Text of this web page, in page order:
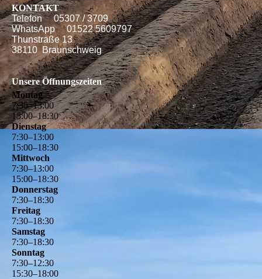
KONTAKT
Telefon 05307 / 3709
WhatsApp 01522 5609797
Thunstraße 13
38110 Braunschweig
Unsere Öffnungszeiten
Montag
7:30–13:00
15:00–18:30
Dienstag
7:30–13:00
15:00–18:30
Mittwoch
7:30–13:00
15:00–18:30
Donnerstag
7:30–18:30
Freitag
7:30–18:30
Samstag
7:30–18:30
Sonntag
7:30–12:30
15:30–18:00